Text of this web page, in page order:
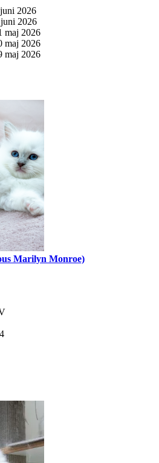
2026
2026
maj 2026
maj 2026
maj 2026
Marilyn Monroe)